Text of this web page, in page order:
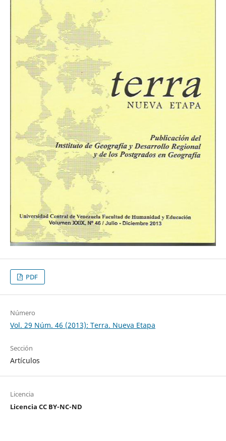
PDF
Número
Vol. 29 Núm. 46 (2013): Terra. Nueva Etapa
Sección
Artículos
Licencia
Licencia CC BY-NC-ND